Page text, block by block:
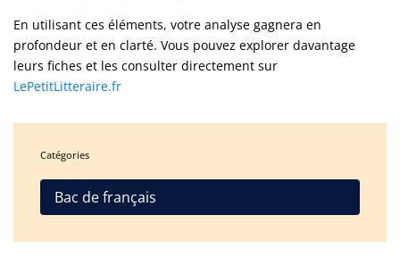
En utilisant ces éléments, votre analyse gagnera en
profondeur et en clarté. Vous pouvez explorer davantage
leurs fiches et les consulter directement sur
LePetitLitteraire.fr
Catégories
Bac de français